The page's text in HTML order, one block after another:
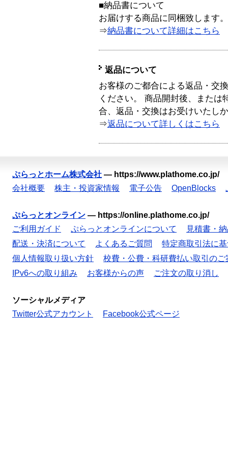
■納品書について
お届けする商品に同梱致します。
⇒納品書について詳細はこちら
返品について
お客様のご都合による返品・交
ください。 商品開封後、または
合、返品・交換はお受けいたし
⇒返品について詳しくはこちら
ぷらっとホーム株式会社 — https://www.plathome.co.jp/
会社概要
株主・投資家情報 電子公告 OpenBlocks
ぷらっとオンライン — https://online.plathome.co.jp/
ご利用ガイド
ぷらっとオンラインについて
見積書・
配送・決済について
よくあるご質問
特定商取引法に
個人情報取り扱い方針
校費・公費・科研費払い取引のご
IPv6への取り組み
お客様からの声 ご注文の取り消し
ソーシャルメディア
Twitter公式アカウント
Facebook公式ページ